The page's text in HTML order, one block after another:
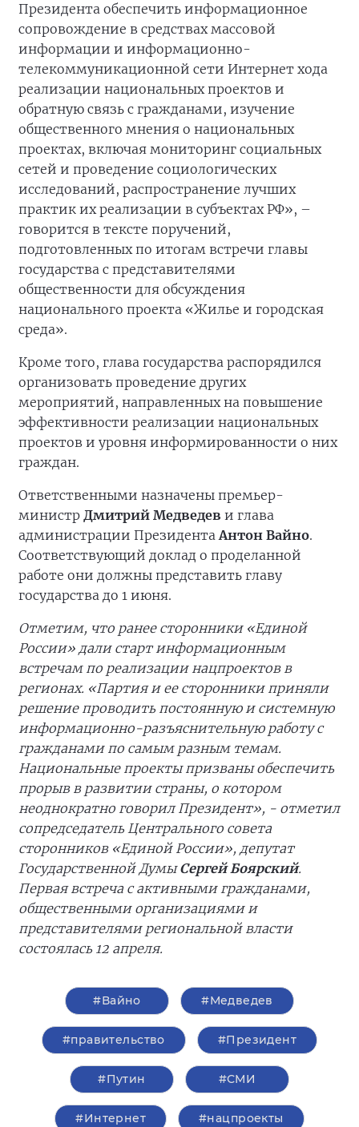
Президента обеспечить информационное
сопровождение в средствах массовой
информации и информационно-
телекоммуникационной сети Интернет хода
реализации национальных проектов и
обратную связь с гражданами, изучение
общественного мнения о национальных
проектах, включая мониторинг социальных
сетей и проведение социологических
исследований, распространение лучших
практик их реализации в субъектах РФ», –
говорится в тексте поручений,
подготовленных по итогам встречи главы
государства с представителями
общественности для обсуждения
национального проекта «Жилье и городская
среда».
Кроме того, глава государства распорядился
организовать проведение других
мероприятий, направленных на повышение
эффективности реализации национальных
проектов и уровня информированности о них
граждан.
Ответственными назначены премьер-
министр Дмитрий Медведев и глава
администрации ПрезидентаАнтон Вайно.
Соответствующий доклад о проделанной
работе они должны представить главу
государства до 1 июня.
Отметим, что ранее сторонники «Единой
России» дали старт информационным
встречам по реализации нацпроектов в
регионах. «Партия и ее сторонники приняли
решение проводить постоянную и системную
информационно-разъяснительную работу с
гражданами по самым разным темам.
Национальные проекты призваны обеспечить
прорыв в развитии страны, о котором
неоднократно говорил Президент», - отметил
сопредседатель Центрального совета
сторонников «Единой России», депутат
Государственной ДумыСергей Боярский.
Первая встреча с активными гражданами,
общественными организациями и
представителями региональной власти
состоялась 12 апреля.
#Вайно #Медведев
#правительство #Президент
#Путин #СМИ
#Интернет #нацпроекты